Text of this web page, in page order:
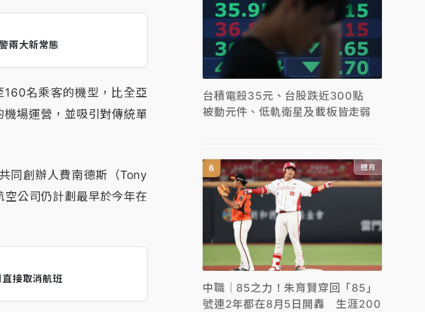
兩大新常態
名乘客的機型，比全亞
場運營，並吸引對傳統單
同創辦人費南德斯（Tony
公司仍計劃最早於今年在
接取消航班
台積電殺35元、台股跌近300點
被動元件、低軌衛星及載板皆走弱
體育
中職｜85之力！朱育賢穿回「85」
號連2年都在8月5日開轟 生涯200